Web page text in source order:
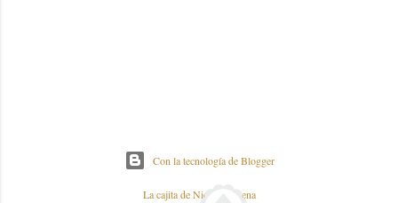
Con la tecnología de Blogger
La cajita de Nieves y Elena